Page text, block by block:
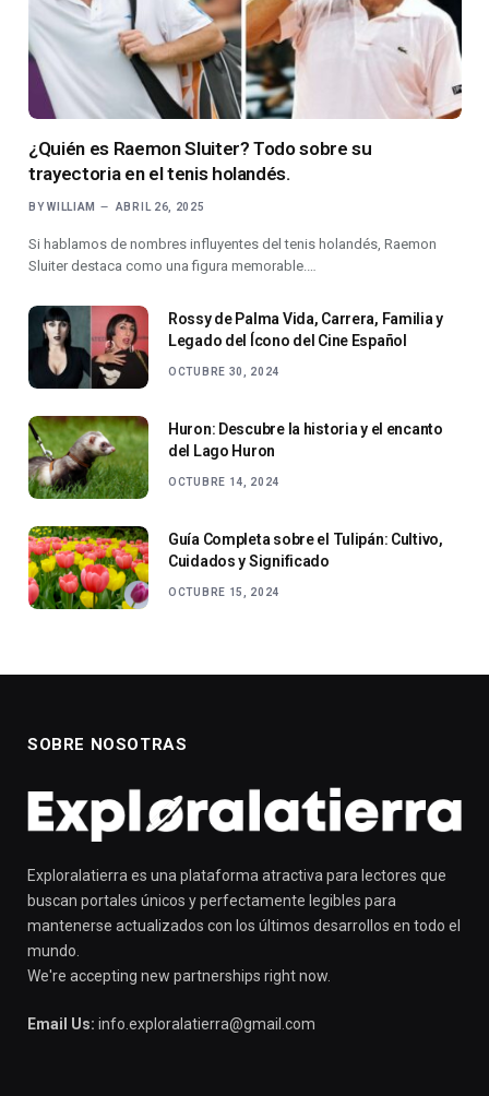
¿Quién es Raemon Sluiter? Todo sobre su
trayectoria en el tenis holandés.
BY WILLIAM ABRIL 26, 2025
Si hablamos de nombres influyentes del tenis holandés, Raemon
Sluiter destaca como una figura memorable.…
Rossy de Palma Vida, Carrera, Familia y
Legado del Ícono del Cine Español
OCTUBRE 30, 2024
Huron: Descubre la historia y el encanto
del Lago Huron
OCTUBRE 14, 2024
Guía Completa sobre el Tulipán: Cultivo,
Cuidados y Significado
OCTUBRE 15, 2024
SOBRE NOSOTRAS
Exploralatierra es una plataforma atractiva para lectores que
buscan portales únicos y perfectamente legibles para
mantenerse actualizados con los últimos desarrollos en todo el
mundo.
We're accepting new partnerships right now.
Email Us: info.exploralatierra@gmail.com